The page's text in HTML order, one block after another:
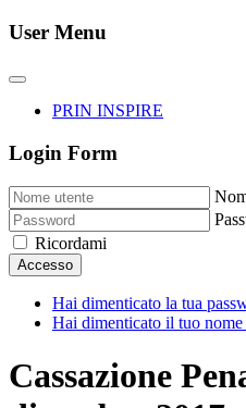
User Menu
PRIN INSPIRE
Login Form
Ricordami
Accesso
Hai dimenticato la tua
Hai dimenticato il tuo nome
Cassazione